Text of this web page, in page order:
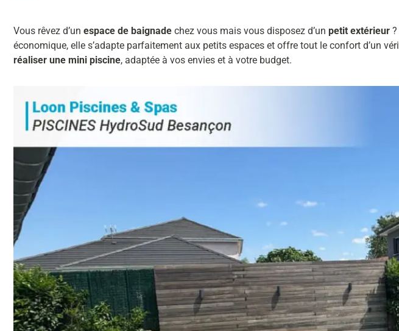
Vous rêvez d’un espace de baignade chez vous mais vous disposez d’un petit extérieur
économique, elle s’adapte parfaitement aux petits espaces et offre tout le confort d’un
réaliser une mini piscine, adaptée à vos envies et à votre budget.